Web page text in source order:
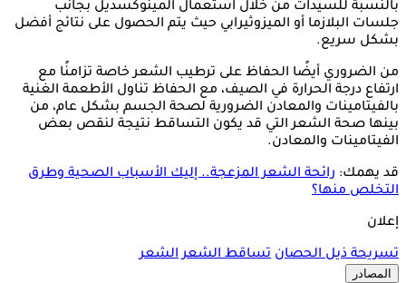
بالنسبة للسيدات من خلال استعمال المينوكسديل بجانب
جلسات البلازما أو الميزوثيرابي حيث يتم الحصول على نتائج أفضل
بشكل سريع.
من الضروري أيضًا الحفاظ على ترطيب الشعر خاصة تزامنًا مع
ارتفاع درجة الحرارة في الصيف، مع الحفاظ تناول الأطعمة الغنية
بالفيتامينات والمعادن الضرورية لصحة الجسم بشكل عام، من
بينها صحة الشعر التي قد يكون التساقط نتيجة لنقص بعض
الفيتامينات والمعادن.
قد يهمك: رائحة الشعر المزعجة.. إليك الأسباب الصحية وطرق
التخلص منها؟
إعلان
تسريحة ذيل الحصان تساقط الشعر الشعر
المصادر